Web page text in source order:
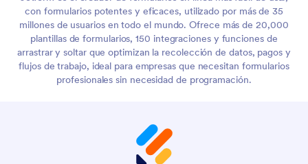
con formularios potentes y eficaces, utilizado por más de 35
millones de usuarios en todo el mundo. Ofrece más de 20,000
plantillas de formularios, 150 integraciones y funciones de
arrastrar y soltar que optimizan la recolección de datos, pagos y
flujos de trabajo, ideal para empresas que necesitan formularios
profesionales sin necesidad de programación.